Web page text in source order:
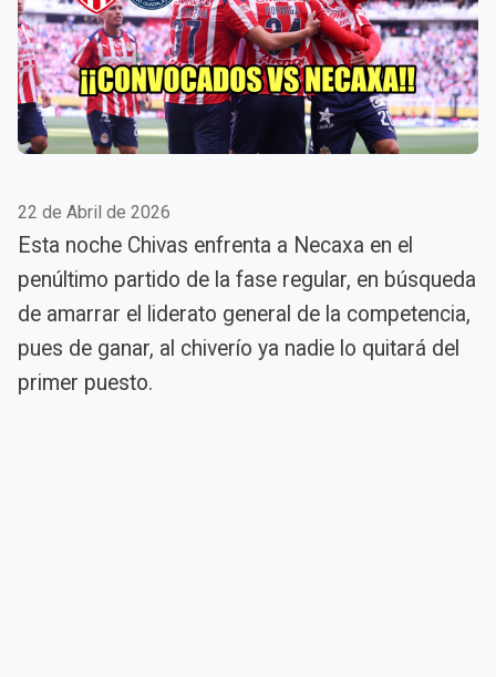
22 de Abril de 2026
Esta noche Chivas enfrenta a Necaxa en el
penúltimo partido de la fase regular, en búsqueda
de amarrar el liderato general de la competencia,
pues de ganar, al chiverío ya nadie lo quitará del
primer puesto.